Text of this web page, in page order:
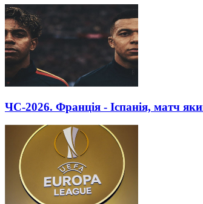
ЧС-2026. Франція - Іспанія, матч